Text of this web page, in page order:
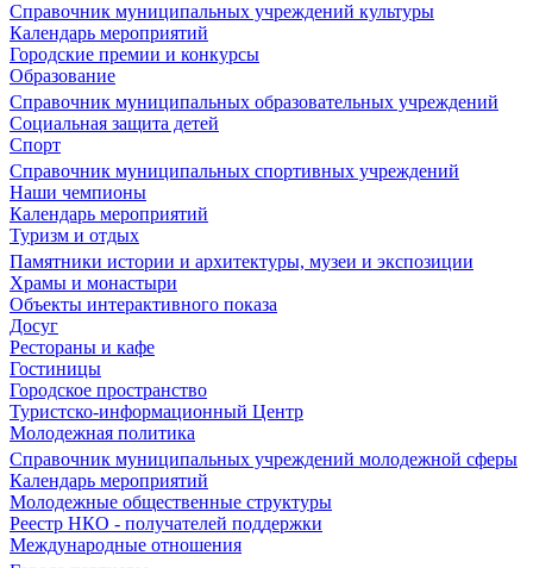
Справочник муниципальных учреждений культуры
Календарь мероприятий
Городские премии и конкурсы
Образование
Справочник муниципальных образовательных учреждений
Социальная защита детей
Спорт
Справочник муниципальных спортивных учреждений
Наши чемпионы
Календарь мероприятий
Туризм и отдых
Памятники истории и архитектуры, музеи и экспозиции
Храмы и монастыри
Объекты интерактивного показа
Досуг
Рестораны и кафе
Гостиницы
Городское пространство
Туристско-информационный Центр
Молодежная политика
Справочник муниципальных учреждений молодежной сферы
Календарь мероприятий
Молодежные общественные структуры
Реестр НКО - получателей поддержки
Международные отношения